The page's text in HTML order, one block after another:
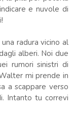
e nuvole di
radura vicino al
alberi. Noi due
rumori sinistri di
mi prende in
a scappare verso
Intanto tu correvi